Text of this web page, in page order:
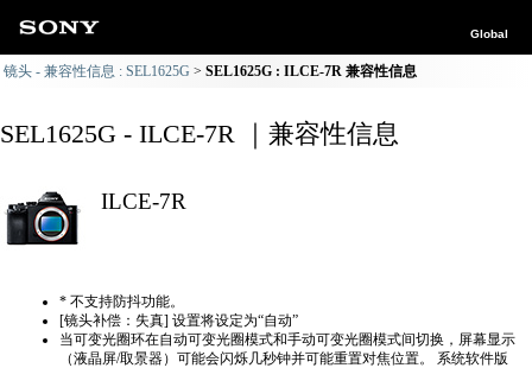
Global
镜头 - 兼容性信息 : SEL1625G SEL1625G : ILCE-7R 兼容性信息
SEL1625G - ILCE-7R ｜兼容性信息
ILCE-7R
* 不支持防抖功能。
[镜头补偿：失真] 设置将设定为“自动”
当可变光圈环在自动可变光圈模式和手动可变光圈模式间切换，屏幕显示
（液晶屏/取景器）可能会闪烁几秒钟并可能重置对焦位置。 系统软件版